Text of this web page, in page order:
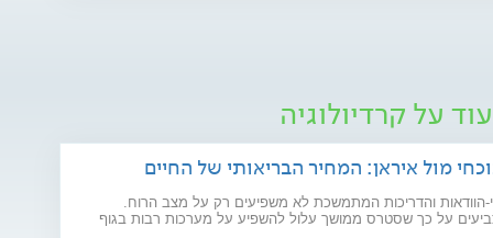
על קרדיולוגיה
מול איראן: המחיר הבריאותי של החיים
הוודאות והדריכות המתמשכת לא משפיעים רק על מצב הרוח.
על כך שסטרס ממושך עלול להשפיע על מערכות רבות בגוף